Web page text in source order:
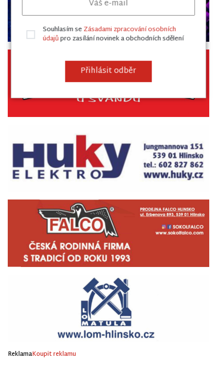
ReklamaKoupit reklamu
Souhlasím seZásadami zpracování osobních
údajůpro zasílání novinek a obchodních sdělení
Přihlásit odběr